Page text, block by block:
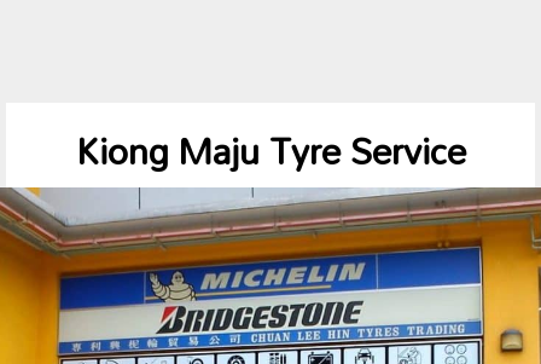
Kiong Maju Tyre Service